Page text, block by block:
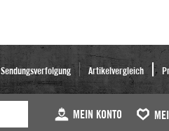
Sendungsverfolgung Artikelvergleich
MEIN KONTO